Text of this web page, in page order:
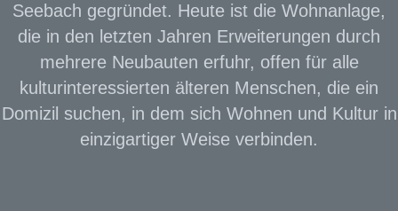
Seebach gegründet. Heute ist die Wohnanlage,
die in den letzten Jahren Erweiterungen durch
mehrere Neubauten erfuhr, offen für alle
kulturinteressierten älteren Menschen, die ein
Domizil suchen, in dem sich Wohnen und Kultur in
einzigartiger Weise verbinden.